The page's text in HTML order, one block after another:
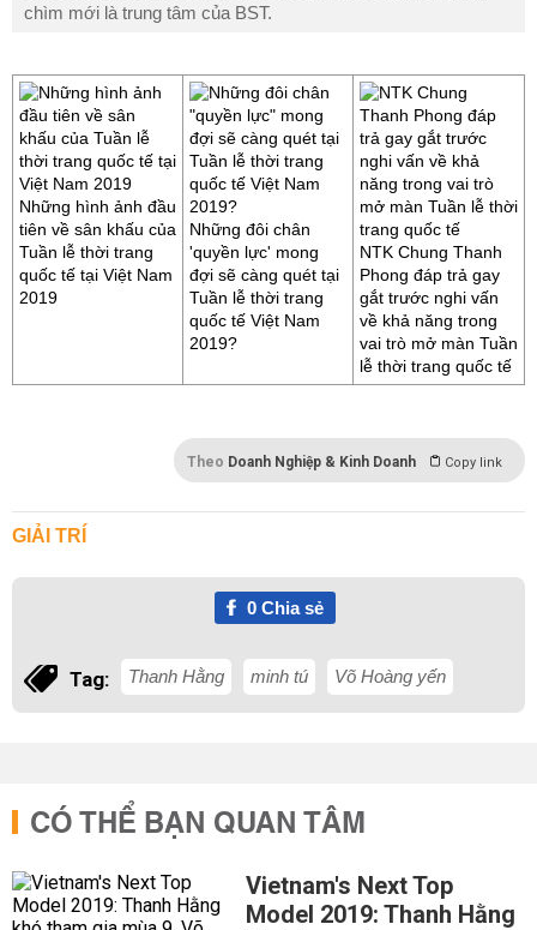
chìm mới là trung tâm của BST.
Những hình ảnh đầu
tiên về sân khấu của
Tuần lễ thời trang
quốc tế tại Việt Nam
2019
Những đôi chân
'quyền lực' mong
đợi sẽ càng quét tại
Tuần lễ thời trang
quốc tế Việt Nam
2019?
NTK Chung Thanh
Phong đáp trả gay
gắt trước nghi vấn
về khả năng trong
vai trò mở màn Tuần
lễ thời trang quốc tế
Theo Doanh Nghiệp & Kinh Doanh Copy link
GIẢI TRÍ
0Chia sẻ
Tag: Thanh Hằng minh tú Võ Hoàng yến
CÓ THỂ BẠN QUAN TÂM
Vietnam's Next Top
Model 2019: Thanh Hằng